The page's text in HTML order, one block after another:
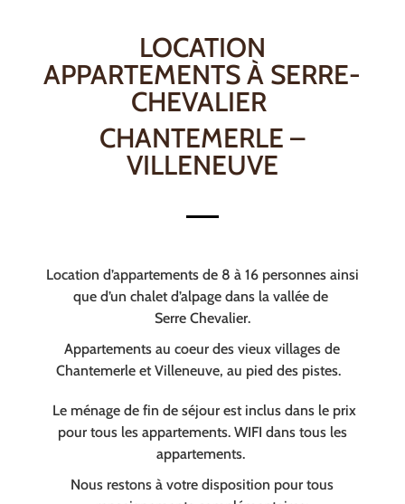
LOCATION
APPARTEMENTS À SERRE-
CHEVALIER
CHANTEMERLE –
VILLENEUVE
Location d’appartements de 8 à 16 personnes ainsi
que d’un chalet d’alpage dans la vallée de
Serre Chevalier.
Appartements au coeur des vieux villages de
Chantemerle et Villeneuve, au pied des pistes.
Le ménage de fin de séjour est inclus dans le prix
pour tous les appartements. WIFI dans tous les
appartements.
Nous restons à votre disposition pour tous